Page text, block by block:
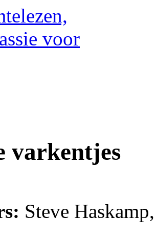
varkentjes
Steve